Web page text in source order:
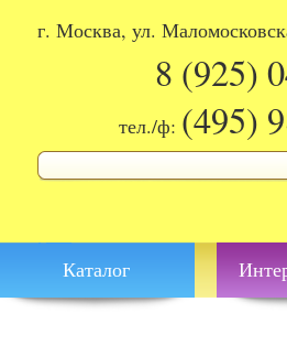
г. Москва, ул.
8 (925)
тел./ф: (495)
Форма поиска
Поиск
Каталог